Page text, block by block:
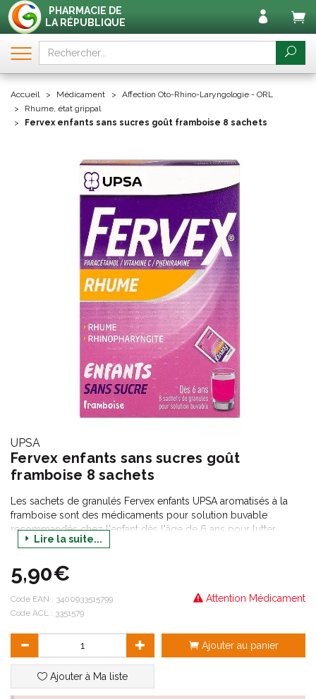
PHARMACIE DE
LA RÉPUBLIQUE
Accueil Médicament
Affection Oto-Rhino-Laryngologie - ORL
Rhume, état grippal
Fervex enfants sans sucres goût framboise 8 sachets
UPSA
Fervex enfants sans sucres goût
framboise 8 sachets
Les sachets de granulés Fervex enfants UPSA aromatisés à la
framboise sont des médicaments pour solution buvable
recommandés chez l'enfant dès l'âge de 6 ans pour lutter
contre les symptômes liés aux rhumes et aux états grippaux
fièvre).
Lire la suite...
5,90€
Attention Médicament
Code EAN : 3400933515799
Code ACL : 3351579
Ajouter au panier
Ajouter à Ma liste